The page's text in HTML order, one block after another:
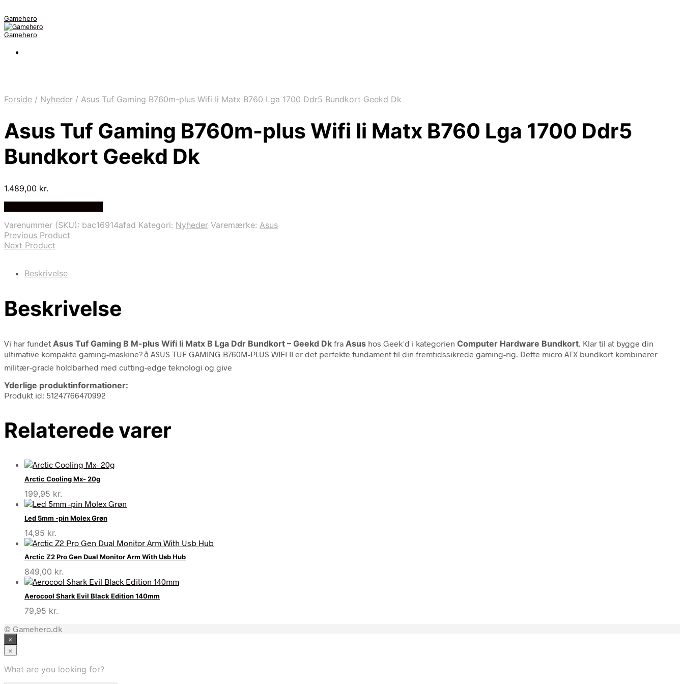
Gamehero
Gamehero
Forside / Nyheder / Asus Tuf Gaming B760m-plus Wifi Ii Matx B760 Lga 1700 Ddr5 Bundkort Geekd Dk
Asus Tuf Gaming B760m-plus Wifi Ii Matx B760 Lga 1700 Ddr5
Bundkort Geekd Dk
1.489,00 kr.
Varenummer (SKU): bac16914afad Kategori: Nyheder Varemærke: Asus
Previous Product
Next Product
Beskrivelse
Beskrivelse
Vi har fundet Asus Tuf Gaming B M-plus Wifi Ii Matx B Lga Ddr Bundkort – Geekd Dk fra Asus hos Geek´d i kategorien Computer Hardware Bundkort . Klar til at bygge din
ultimative kompakte gaming-maskine? ð ASUS TUF GAMING B760M-PLUS WIFI II er det perfekte fundament til din fremtidssikrede gaming-rig. Dette micro ATX bundkort kombinerer
militær-grade holdbarhed med cutting-edge teknologi og give
Yderlige produktinformationer:
Produkt id: 51247766470992
Relaterede varer
Arctic Cooling Mx- 20g
199,95 kr.
Led 5mm -pin Molex Grøn
14,95 kr.
Arctic Z2 Pro Gen Dual Monitor Arm With Usb Hub
849,00 kr.
Aerocool Shark Evil Black Edition 140mm
79,95 kr.
© Gamehero.dk
×
×
What are you looking for?